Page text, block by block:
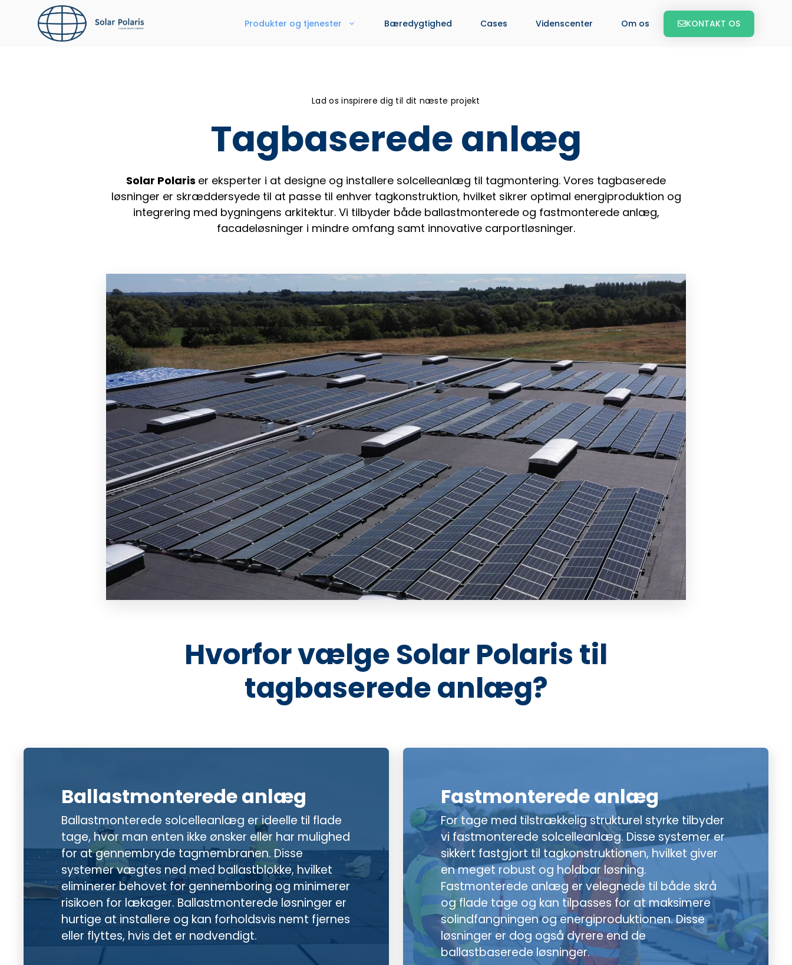
Produkter og tjenester Bæredygtighed Cases Videnscenter Om os KONTAKT OS
Lad os inspirere dig til dit næste projekt
Tagbaserede anlæg
Solar Polaris er eksperter i at designe og installere solcelleanlæg til tagmontering. Vores tagbaserede
løsninger er skræddersyede til at passe til enhver tagkonstruktion, hvilket sikrer optimal energiproduktion og
integrering med bygningens arkitektur. Vi tilbyder både ballastmonterede og fastmonterede anlæg,
facadeløsninger i mindre omfang samt innovative carportløsninger.
Hvorfor vælge Solar Polaris til
tagbaserede anlæg?
Ballastmonterede anlæg
Ballastmonterede solcelleanlæg er ideelle til flade
tage, hvor man enten ikke ønsker eller har mulighed
for at gennembryde tagmembranen. Disse
systemer vægtes ned med ballastblokke, hvilket
eliminerer behovet for gennemboring og minimerer
risikoen for lækager. Ballastmonterede løsninger er
hurtige at installere og kan forholdsvis nemt fjernes
eller flyttes, hvis det er nødvendigt.
Fastmonterede anlæg
For tage med tilstrækkelig strukturel styrke tilbyder
vi fastmonterede solcelleanlæg. Disse systemer er
sikkert fastgjort til tagkonstruktionen, hvilket giver
en meget robust og holdbar løsning.
Fastmonterede anlæg er velegnede til både skrå
og flade tage og kan tilpasses for at maksimere
solindfangningen og energiproduktionen. Disse
løsninger er dog også dyrere end de
ballastbaserede løsninger.